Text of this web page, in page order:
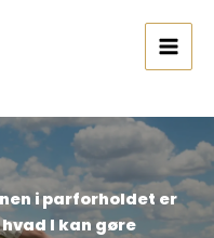
i parforholdet er
I kan gøre